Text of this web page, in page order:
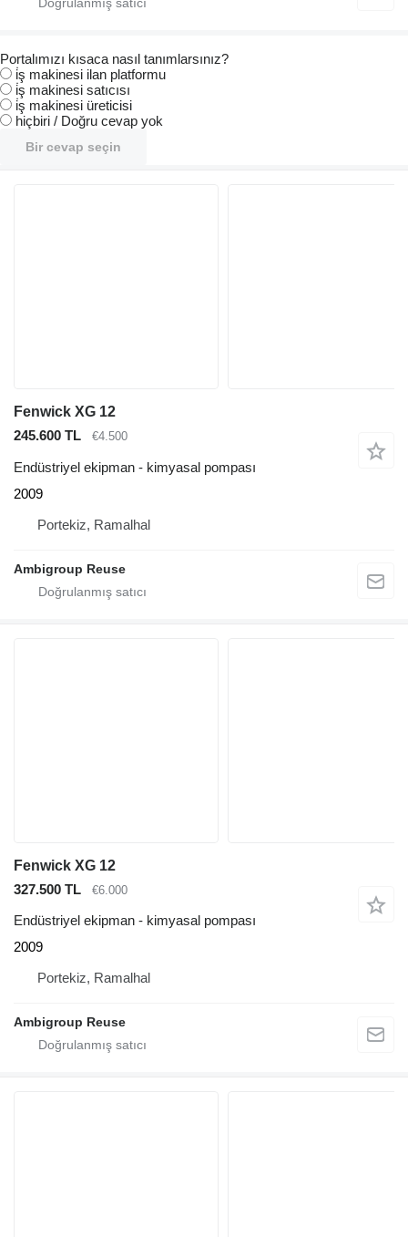
Portalımızı kısaca nasıl tanımlarsınız?
i̇ş makinesi ilan platformu
i̇ş makinesi satıcısı
i̇ş makinesi üreticisi
hiçbiri / Doğru cevap yok
Bir cevap seçin
Fenwick XG 12
245.600 TL
€4.500
Endüstriyel ekipman - kimyasal pompası
2009
Portekiz, Ramalhal
Ambigroup Reuse
Fenwick XG 12
327.500 TL
€6.000
Endüstriyel ekipman - kimyasal pompası
2009
Portekiz, Ramalhal
Ambigroup Reuse